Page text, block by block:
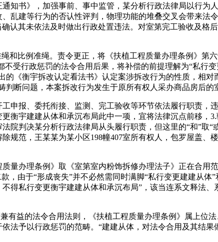
知书》，加强事前、事中监管，某分析行政法律局以行为
乱建等行为的否认性评判，物理功能的堆叠交叉会带来法
认其未依法及时做出行政处置违法。对室第完工验收及格
比例准绳。责令更正，将《扶植工程质量办理条例》第
受行政惩罚的法令合用后果，将补偿的前提理解为“私行
《衡宇拆改认定看法书》认定案涉拆改行为的性质，相对
断问题，本案拆改行为发生于原所有权人采办商品房后的
报、委托衔接、监测、完工验收等环节依法履行职责，
衡宇建建从体和承沉布局此中一项，宜将法律沉点前移，
判决某分析行政法律局从头履行职责，但这里的“和”取“
规范，王某某为某小区198幢407室所有权人，包罗屋盖、
办理条例》取《室第室内粉饰拆修办理法子》正在合用
由于“形成丧失”并不必然需同时满脚“私行变更建建从体
私行变更衡宇建建从体和承沉布局”，该当连系文释法、
益的法令合用法则，《扶植工程质量办理条例》属上位
法予以行政惩罚的范畴。“建建从体，对法令合用及其结果